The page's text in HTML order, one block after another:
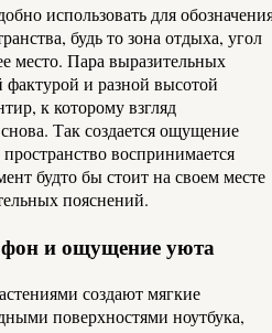
использовать для
будь то зона отдыха, угол
место. Пара выразительных
и разной высотой
к которому взгляд
Так создается ощущение
воспринимается
будто бы стоит на своем месте
пояснений.
и ощущение уюта
создают мягкие
поверхностями ноутбука,